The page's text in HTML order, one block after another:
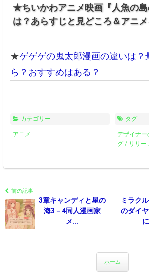
★ちいかわアニメ映画『人魚の
は？あらすじと見どころ＆アニ
★ゲゲゲの鬼太郎漫画の違いは？
ら？おすすめはある？
カテゴリー
アニメ
タグ
デザイナー
グ / リリー
前の記事
3章キャンディと星の
海3－4同人漫画家
メ...
ミラク
のダイ
ホーム